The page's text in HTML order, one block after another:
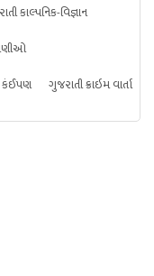
કાલ્પનિક-વિજ્ઞાન
કંઈપણ ગુજરાતી ક્રાઇમ વાર્તા